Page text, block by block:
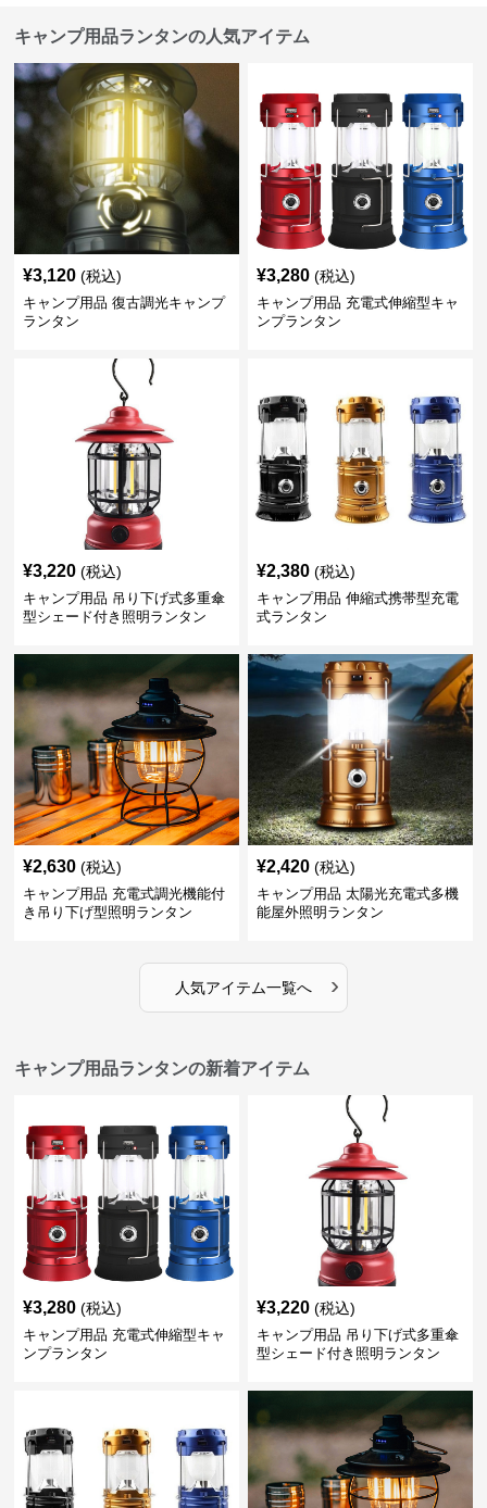
キャンプ用品ランタンの人気アイテム
¥3,120 (税込)
キャンプ用品 復古調光キャンプ
ランタン
¥3,280 (税込)
キャンプ用品 充電式伸縮型キャ
ンプランタン
¥3,220 (税込)
キャンプ用品 吊り下げ式多重傘
型シェード付き照明ランタン
¥2,380 (税込)
キャンプ用品 伸縮式携帯型充電
式ランタン
¥2,630 (税込)
キャンプ用品 充電式調光機能付
き吊り下げ型照明ランタン
¥2,420 (税込)
キャンプ用品 太陽光充電式多機
能屋外照明ランタン
人気アイテム一覧へ ›
キャンプ用品ランタンの新着アイテム
¥3,280 (税込)
キャンプ用品 充電式伸縮型キャ
ンプランタン
¥3,220 (税込)
キャンプ用品 吊り下げ式多重傘
型シェード付き照明ランタン